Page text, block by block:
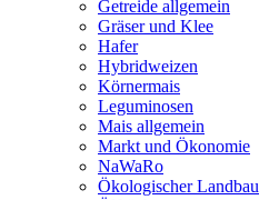
Getreide allgemein
Gräser und Klee
Hafer
Hybridweizen
Körnermais
Leguminosen
Mais allgemein
Markt und Ökonomie
NaWaRo
Ökologischer Landbau